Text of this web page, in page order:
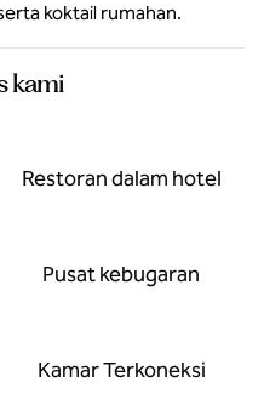
koktail rumahan.
kami
Restoran dalam hotel
Pusat kebugaran
Kamar Terkoneksi